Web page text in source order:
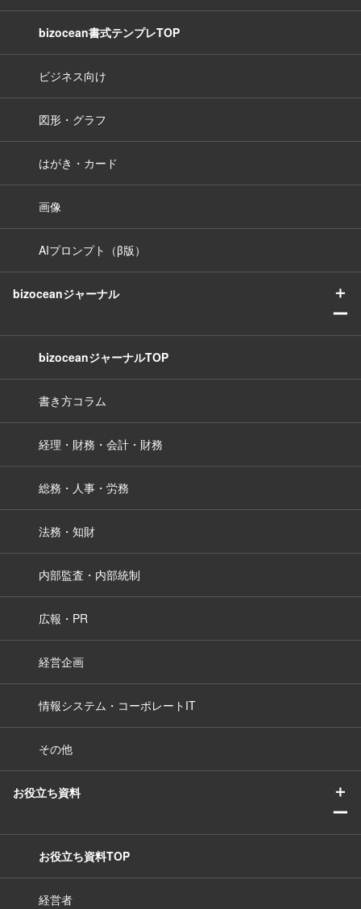
bizocean書式テンプレTOP
ビジネス向け
図形・グラフ
はがき・カード
画像
AIプロンプト（β版）
bizoceanジャーナル
＋
ー
bizoceanジャーナルTOP
書き方コラム
経理・財務・会計・財務
総務・人事・労務
法務・知財
内部監査・内部統制
広報・PR
経営企画
情報システム・コーポレートIT
その他
お役立ち資料
＋
ー
お役立ち資料TOP
経営者